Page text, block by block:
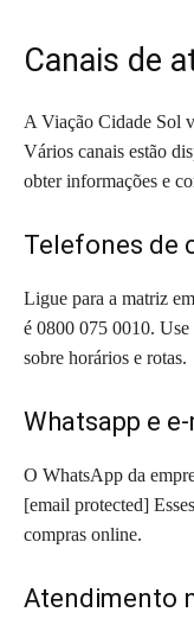
Canais de
A Viação Cidade Sol
Vários canais estão
obter informações e
Telefones de
Ligue para a matriz
é 0800 075 0010. Use
sobre horários e rotas.
Whatsapp e
O WhatsApp da
[email protected]
compras online.
Atendimento